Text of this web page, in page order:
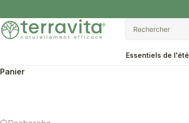
Terravita
Rechercher
Rechercher
Essentiels de l'été
Panier